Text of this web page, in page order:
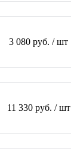
3 080 руб. / шт
11 330 руб. / шт